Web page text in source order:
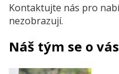
Kontaktujte nás pro
nezobrazují.
Náš tým se o